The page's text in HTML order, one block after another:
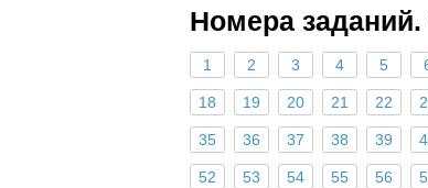
Номера
1 2 3 4 5
18 19 20 21 22
35 36 37 38 39
52 53 54 55 56